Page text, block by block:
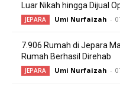
Luar Nikah hingga Dijual
JEPARA Umi Nurfaizah -
7.906 Rumah di Jepara
Rumah Berhasil Direhab
JEPARA Umi Nurfaizah -